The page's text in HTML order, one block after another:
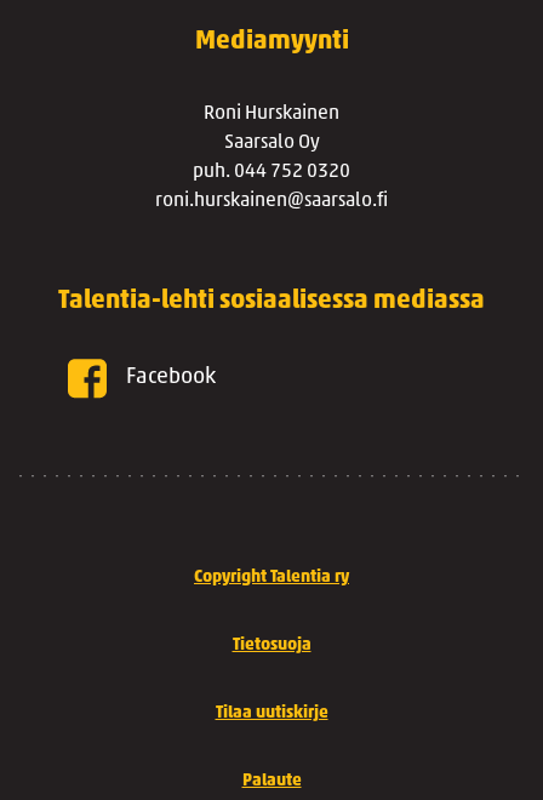
Mediamyynti
Roni Hurskainen
Saarsalo Oy
puh. 044 752 0320
roni.hurskainen@saarsalo.fi
Talentia-lehti sosiaalisessa mediassa
Facebook
Copyright Talentia ry
Tietosuoja
Tilaa uutiskirje
Palaute